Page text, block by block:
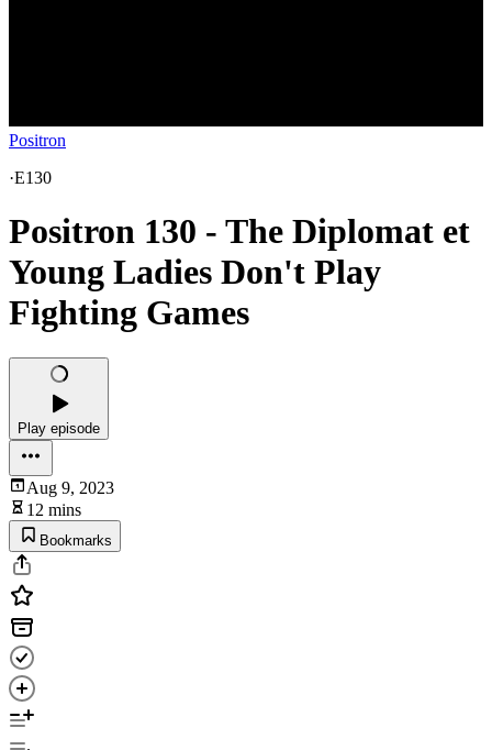
Positron
·E130
Positron 130 - The Diplomat et
Young Ladies Don't Play
Fighting Games
Play episode
Aug 9, 2023
12 mins
Bookmarks